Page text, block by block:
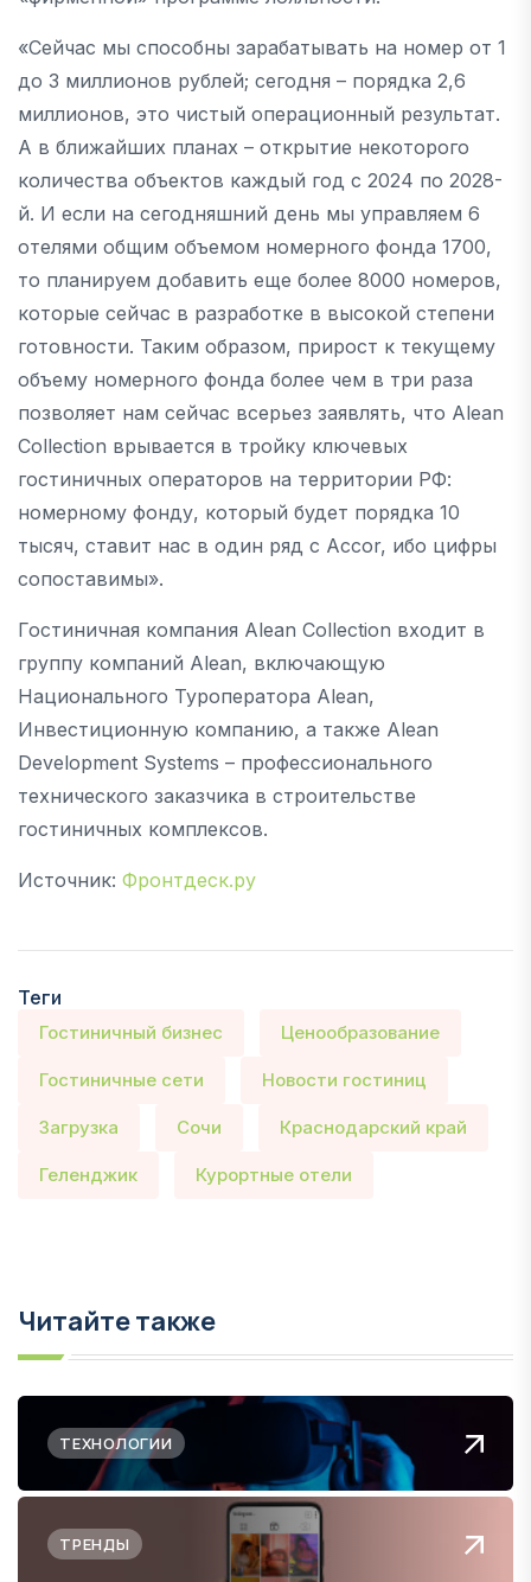
«Сейчас мы способны зарабатывать на номер от 1
до 3 миллионов рублей; сегодня – порядка 2,6
миллионов, это чистый операционный результат.
А в ближайших планах – открытие некоторого
количества объектов каждый год с 2024 по 2028-
й. И если на сегодняшний день мы управляем 6
отелями общим объемом номерного фонда 1700,
то планируем добавить еще более 8000 номеров,
которые сейчас в разработке в высокой степени
готовности. Таким образом, прирост к текущему
объему номерного фонда более чем в три раза
позволяет нам сейчас всерьез заявлять, что Alean
Collection врывается в тройку ключевых
гостиничных операторов на территории РФ:
номерному фонду, который будет порядка 10
тысяч, ставит нас в один ряд с Accor, ибо цифры
сопоставимы».
Гостиничная компания Alean Collection входит в
группу компаний Alean, включающую
Национального Туроператора Alean,
Инвестиционную компанию, а также Alean
Development Systems – профессионального
технического заказчика в строительстве
гостиничных комплексов.
Источник: Фронтдеск.ру
Теги
Гостиничный бизнес Ценообразование
Гостиничные сети Новости гостиниц
Загрузка Сочи Краснодарский край
Геленджик Курортные отели
Читайте также
ТЕХНОЛОГИИ
ТРЕНДЫ